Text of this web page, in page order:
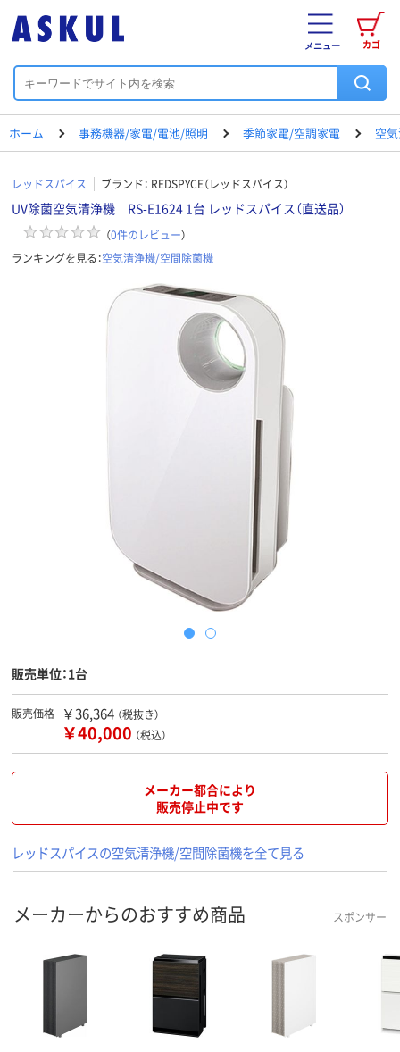
カゴ
メニュー
ホーム 事務機器/家電/電池/照明 季節家電/空調家電 空
レッドスパイス ブランド： REDSPYCE（レッドスパイス）
UV除菌空気清浄機 RS-E1624 1台 レッドスパイス（直送品）
（0件のレビュー）
ランキングを見る：空気清浄機/空間除菌機
販売単位：1台
販売価格 ￥36,364 （税抜き）
￥40,000 （税込）
メーカー都合により
販売停止中です
レッドスパイスの空気清浄機/空間除菌機を全て見る
メーカーからのおすすめ商品 スポンサー